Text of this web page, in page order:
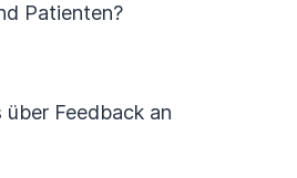
Patienten?
Feedback an